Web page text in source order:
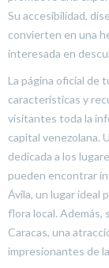
Su accesibilidad,
convierten en una
interesada en
La página oficial de
características y
visitantes toda la
capital venezolana.
dedicada a los
pueden encontrar
Ávila, un lugar ideal
flora local. Además,
Caracas, una
impresionantes de